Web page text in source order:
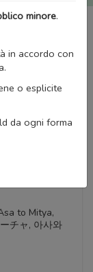
minore.
in accordo con
o esplicite
da ogni forma
to Mitya,
チャ, 아사와